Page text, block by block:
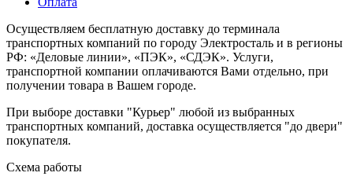
Осуществляем бесплатную доставку до терминала
транспортных компаний по городу Электросталь и в регионы
РФ: «Деловые линии», «ПЭК», «СДЭК». Услуги,
транспортной компании оплачиваются Вами отдельно, при
получении товара в Вашем городе.
При выборе доставки "Курьер" любой из выбранных
транспортных компаний, доставка осуществляется "до двери"
покупателя.
Схема работы